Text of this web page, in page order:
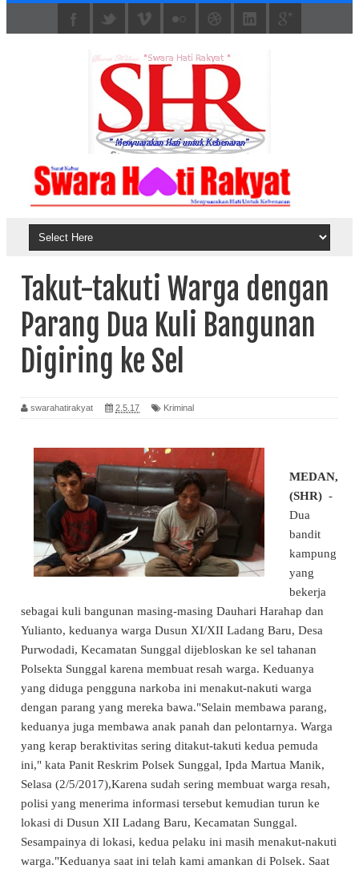
Takut-takuti Warga dengan
Parang Dua Kuli Bangunan
Digiring ke Sel
swarahatirakyat 2.5.17 Kriminal
MEDAN,
(SHR) -
Dua
bandit
kampung
yang
bekerja
sebagai kuli bangunan masing-masing Dauhari Harahap dan
Yulianto, keduanya warga Dusun XI/XII Ladang Baru, Desa
Purwodadi, Kecamatan Sunggal dijebloskan ke sel tahanan
Polsekta Sunggal karena membuat resah warga. Keduanya
yang diduga pengguna narkoba ini menakut-nakuti warga
dengan parang yang mereka bawa."Selain membawa parang,
keduanya juga membawa anak panah dan pelontarnya. Warga
yang kerap beraktivitas sering ditakut-takuti kedua pemuda
ini," kata Panit Reskrim Polsek Sunggal, Ipda Martua Manik,
Selasa (2/5/2017),Karena sudah sering membuat warga resah,
polisi yang menerima informasi tersebut kemudian turun ke
lokasi di Dusun XII Ladang Baru, Kecamatan Sunggal.
Sesampainya di lokasi, kedua pelaku ini masih menakut-nakuti
warga."Keduanya saat ini telah kami amankan di Polsek. Saat